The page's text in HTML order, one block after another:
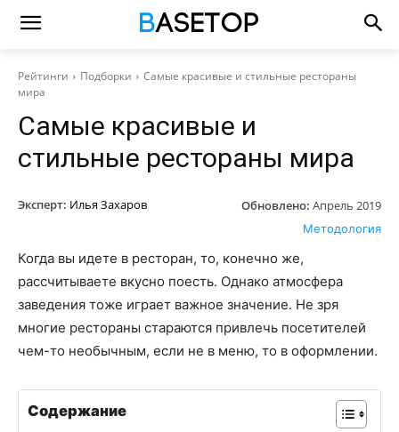
Рейтинги Подборки
Самые красивые и стильные рестораны
мира
Самые красивые и
стильные рестораны мира
Эксперт: Илья Захаров Обновлено: Апрель 2019
Методология
Когда вы идете в ресторан, то, конечно же,
рассчитываете вкусно поесть. Однако атмосфера
заведения тоже играет важное значение. Не зря
многие рестораны стараются привлечь посетителей
чем-то необычным, если не в меню, то в оформлении.
Содержание